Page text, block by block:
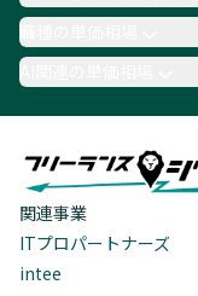
職種の単価相場
AI関連の単価相場
関連事業
ITプロパートナーズ
intee